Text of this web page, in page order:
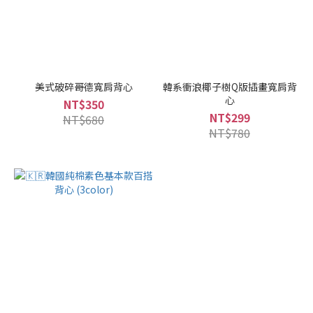
美式破碎哥德寬肩背心
NT$350
NT$680
韓系衝浪椰子樹Q版插畫寬肩背
心
NT$299
NT$780